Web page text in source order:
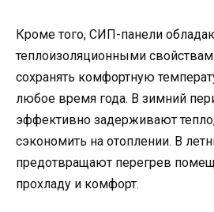
Кроме того, СИП-панели
теплоизоляционными
сохранять комфортную
любое время года. В зимний
эффективно задерживают
сэкономить на отоплении. В
предотвращают перегрев
прохладу и комфорт.